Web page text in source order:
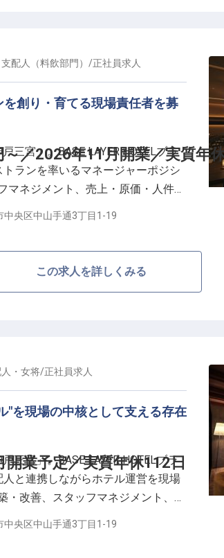
LAYER HOTELは、宿泊機能と街の
するブランドです。決められた接
を豊かにする視点を大切にできる
ルを社員価格で利用可能）、賃金更
定した基盤のもとで成長できる環
／2026年11月開業／実質年
配人（料飲部門） /正社員求人
創り・育てる現場責任者を募
三宮」。BASE LAYER HOTELブラ
ランを率いるマネージャーポジシ
マネジメント、売上・原価・人件費
の魅力のひとつとして育てていく
テル全体の体験価値を高めていき
のか、その食体験をホテル全体の価
ジションです。決まったブランド
ョン・チーム体制・日々の営業のあ
ストラン・ホテル）、交通費月3万
中央区中山手通3丁目1-19
この求人を詳しくみる
業予定／実質年休112日
・女将/正社員求人
"を現場の中核として支える存在
三宮」。BASE LAYER HOTELブラ
と連携しながらホテル運営を現場
改善、スタッフマネジメント、サ
ストラン・ミュージックバーを含
ブランドの世界観を現場に落とし
中央区中山手通3丁目1-19